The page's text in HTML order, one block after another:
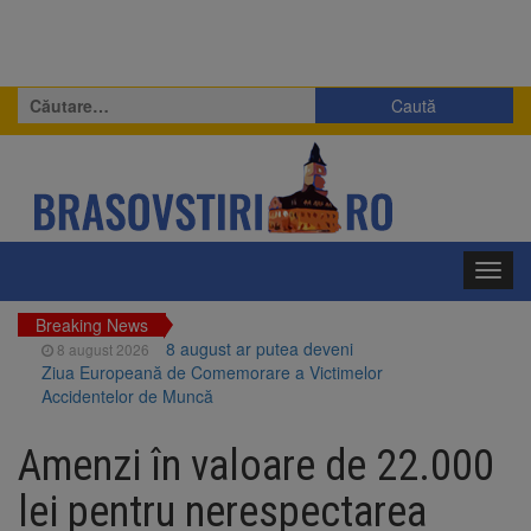
Caută
după:
Breaking News
8 august 2026
8 august ar putea deveni
Ziua Europeană de Comemorare a Victimelor
Accidentelor de Muncă
fostului complex Duplex 91, de lângă Piața
Star
8 august 2026
Ungaria renunță la apelul
pentru reducerea consumului de energie.
Amenzi în valoare de 22.000
lei pentru nerespectarea